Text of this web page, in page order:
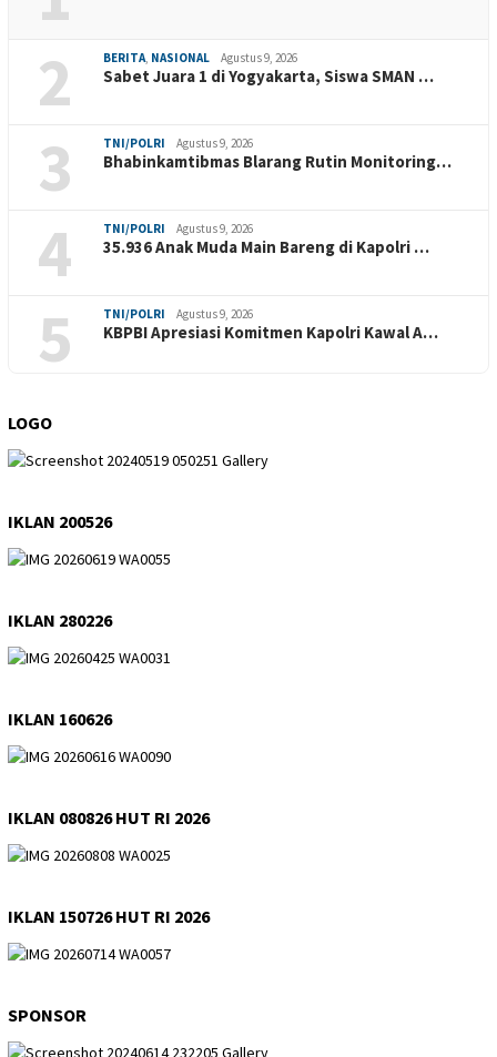
2 BERITA NASIONAL Agustus 9, 2026
Sabet Juara 1 di Yogyakarta, Siswa SMAN …
3 TNI/POLRI Agustus 9, 2026
Bhabinkamtibmas Blarang Rutin Monitoring…
4 TNI/POLRI Agustus 9, 2026
35.936 Anak Muda Main Bareng di Kapolri …
5 TNI/POLRI Agustus 9, 2026
KBPBI Apresiasi Komitmen Kapolri Kawal A…
LOGO
IKLAN 200526
IKLAN 280226
IKLAN 160626
IKLAN 080826 HUT RI 2026
IKLAN 150726 HUT RI 2026
SPONSOR